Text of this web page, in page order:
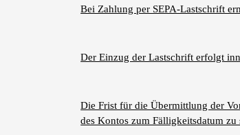
Bei Zahlung per SEPA-Lastschrift
Der Einzug der Lastschrift erfolgt
Die Frist für die Übermittlung der
des Kontos zum Fälligkeitsdatum